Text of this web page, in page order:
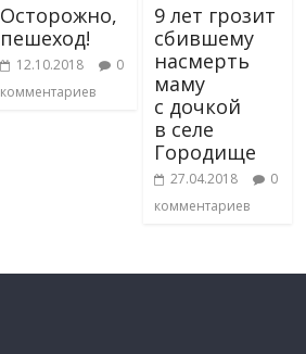
Осторожно,
пешеход!
12.10.2018
0
комментариев
9 лет грозит
сбившему
насмерть
маму
с дочкой
в селе
Городище
27.04.2018
0
комментариев